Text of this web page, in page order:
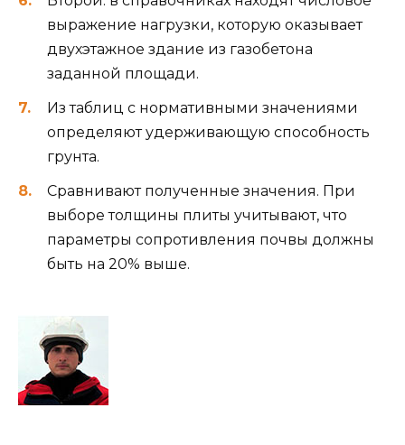
выражение нагрузки, которую оказывает
двухэтажное здание из газобетона
заданной площади.
Из таблиц с нормативными значениями
определяют удерживающую способность
грунта.
Сравнивают полученные значения. При
выборе толщины плиты учитывают, что
параметры сопротивления почвы должны
быть на 20% выше.